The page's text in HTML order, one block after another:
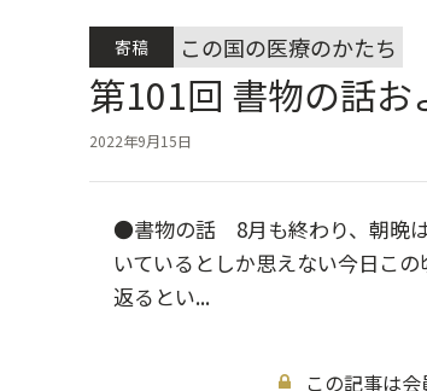
寄稿 この国の医療のかたち
第101回 書物の話
2022年9月15日
●書物の話 8月も終わり、朝晩は
いているとしか思えない今日こ
返るとい...
この記事は